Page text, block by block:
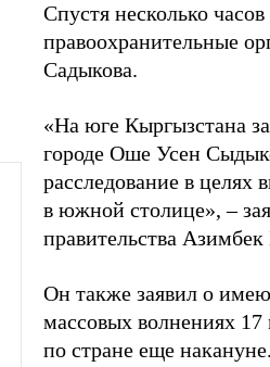
Спустя несколько
правоохранительные
Садыкова.
«На юге Кыргызстана
городе Оше Усен
расследование в целях
в южной столице», –
правительства Азимбек
Он также заявил о
массовых волнениях
по стране еще накануне.